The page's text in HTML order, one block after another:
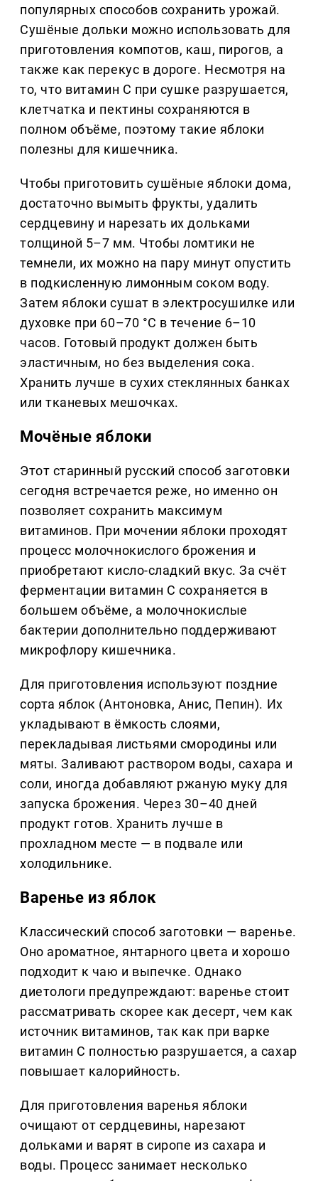
популярных способов сохранить урожай.
Сушёные дольки можно использовать для
приготовления компотов, каш, пирогов, а
также как перекус в дороге. Несмотря на
то, что витамин С при сушке разрушается,
клетчатка и пектины сохраняются в
полном объёме, поэтому такие яблоки
полезны для кишечника.
Чтобы приготовить сушёные яблоки дома,
достаточно вымыть фрукты, удалить
сердцевину и нарезать их дольками
толщиной 5–7 мм. Чтобы ломтики не
темнели, их можно на пару минут опустить
в подкисленную лимонным соком воду.
Затем яблоки сушат в электросушилке или
духовке при 60–70 °C в течение 6–10
часов. Готовый продукт должен быть
эластичным, но без выделения сока.
Хранить лучше в сухих стеклянных банках
или тканевых мешочках.
Мочёные яблоки
Этот старинный русский способ заготовки
сегодня встречается реже, но именно он
позволяет сохранить максимум
витаминов. При мочении яблоки проходят
процесс молочнокислого брожения и
приобретают кисло-сладкий вкус. За счёт
ферментации витамин С сохраняется в
большем объёме, а молочнокислые
бактерии дополнительно поддерживают
микрофлору кишечника.
Для приготовления используют поздние
сорта яблок (Антоновка, Анис, Пепин). Их
укладывают в ёмкость слоями,
перекладывая листьями смородины или
мяты. Заливают раствором воды, сахара и
соли, иногда добавляют ржаную муку для
запуска брожения. Через 30–40 дней
продукт готов. Хранить лучше в
прохладном месте — в подвале или
холодильнике.
Варенье из яблок
Классический способ заготовки — варенье.
Оно ароматное, янтарного цвета и хорошо
подходит к чаю и выпечке. Однако
диетологи предупреждают: варенье стоит
рассматривать скорее как десерт, чем как
источник витаминов, так как при варке
витамин С полностью разрушается, а сахар
повышает калорийность.
Для приготовления варенья яблоки
очищают от сердцевины, нарезают
дольками и варят в сиропе из сахара и
воды. Процесс занимает несколько